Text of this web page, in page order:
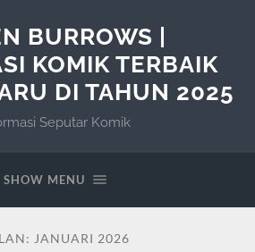
BURROWS |
KOMIK TERBAIK
DI TAHUN 2025
Seputar Komik
SHOW MENU
JANUARI 2026